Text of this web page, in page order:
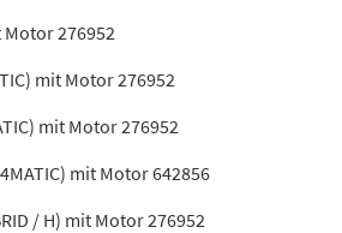
Motor 276952
mit Motor 276952
mit Motor 276952
mit Motor 642856
/ H) mit Motor 276952